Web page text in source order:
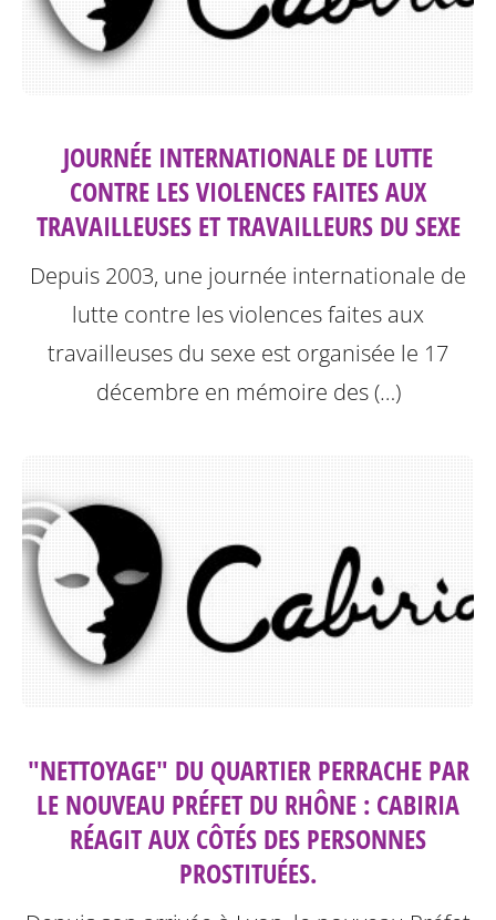
JOURNÉE INTERNATIONALE DE LUTTE
CONTRE LES VIOLENCES FAITES AUX
TRAVAILLEUSES ET TRAVAILLEURS DU SEXE
Depuis 2003, une journée internationale de
lutte contre les violences faites aux
travailleuses du sexe est organisée le 17
décembre en mémoire des (…)
"NETTOYAGE" DU QUARTIER PERRACHE PAR
LE NOUVEAU PRÉFET DU RHÔNE : CABIRIA
RÉAGIT AUX CÔTÉS DES PERSONNES
PROSTITUÉES.